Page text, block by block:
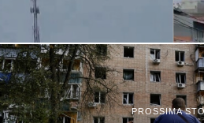
PROSSIMA